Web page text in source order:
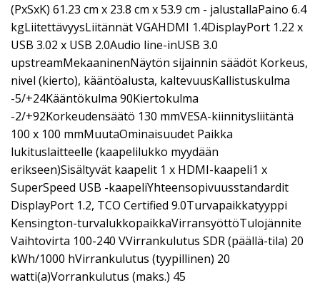
(PxSxK) 61.23 cm x 23.8 cm x 53.9 cm - jalustallaPaino 6.4
kgLiitettävyysLiitännät VGAHDMI 1.4DisplayPort 1.22 x
USB 3.02 x USB 2.0Audio line-inUSB 3.0
upstreamMekaaninenNäytön sijainnin säädöt Korkeus,
nivel (kierto), kääntöalusta, kaltevuusKallistuskulma
-5/+24Kääntökulma 90Kiertokulma
-2/+92Korkeudensäätö 130 mmVESA-kiinnitysliitäntä
100 x 100 mmMuutaOminaisuudet Paikka
lukituslaitteelle (kaapelilukko myydään
erikseen)Sisältyvät kaapelit 1 x HDMI-kaapeli1 x
SuperSpeed USB -kaapeliYhteensopivuusstandardit
DisplayPort 1.2, TCO Certified 9.0Turvapaikkatyyppi
Kensington-turvalukkopaikkaVirransyöttöTulojännite
Vaihtovirta 100-240 VVirrankulutus SDR (päällä-tila) 20
kWh/1000 hVirrankulutus (tyypillinen) 20
watti(a)Vorrankulutus (maks.) 45